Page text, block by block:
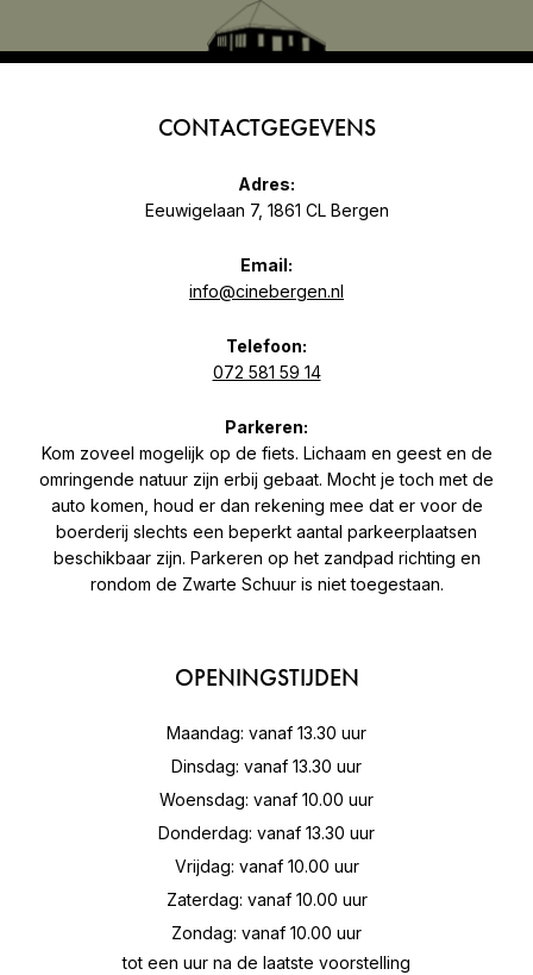
CONTACTGEGEVENS
Adres:
Eeuwigelaan 7, 1861 CL Bergen
Email:
info@cinebergen.nl
Telefoon:
072 581 59 14
Parkeren:
Kom zoveel mogelijk op de fiets. Lichaam en geest en de
omringende natuur zijn erbij gebaat. Mocht je toch met de
auto komen, houd er dan rekening mee dat er voor de
boerderij slechts een beperkt aantal parkeerplaatsen
beschikbaar zijn. Parkeren op het zandpad richting en
rondom de Zwarte Schuur is niet toegestaan.
OPENINGSTIJDEN
Maandag: vanaf 13.30 uur
Dinsdag: vanaf 13.30 uur
Woensdag: vanaf 10.00 uur
Donderdag: vanaf 13.30 uur
Vrijdag: vanaf 10.00 uur
Zaterdag: vanaf 10.00 uur
Zondag: vanaf 10.00 uur
tot een uur na de laatste voorstelling